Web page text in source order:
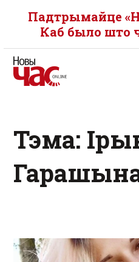
Падтрымайце
Каб было што
Тэма: